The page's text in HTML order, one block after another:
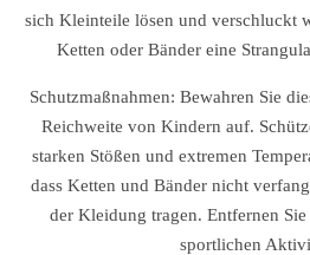
sich Kleinteile lösen und verschluckt
Ketten oder Bänder eine
Schutzmaßnahmen: Bewahren Sie
Reichweite von Kindern auf.
starken Stößen und extremen
dass Ketten und Bänder nicht
der Kleidung tragen. Entfernen
sportlichen